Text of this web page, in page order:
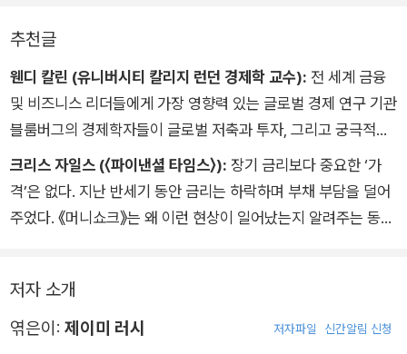
추천글
웬디 칼린 (유니버시티 칼리지 런던 경제학 교수): 전 세계 금융
및 비즈니스 리더들에게 가장 영향력 있는 글로벌 경제 연구 기관
블룸버그의 경제학자들이 글로벌 저축과 투자, 그리고 궁극적으
로 실질금리를 결정하는 복잡한 힘을 평가하고 분석했다. 부채,
기후변화, 로봇, 전쟁—피할 수 없는 힘들이 ‘돈의 가격’을 어떻게
바꿀지 주목하라!
크리스 자일스 (〈파이낸셜 타임스〉): 장기 금리보다 중요한 ‘가
격’은 없다. 지난 반세기 동안 금리는 하락하며 부채 부담을 덜어
주었다. 《머니쇼크》는 왜 이런 현상이 일어났는지 알려주는 동시
가정에 동의할 필요는 없지만, 그 결과에 대해서는 반드시 고민해
봐야 한다.
저자 소개
엮은이: 제이미 러시 저자파일 신간알림 신청